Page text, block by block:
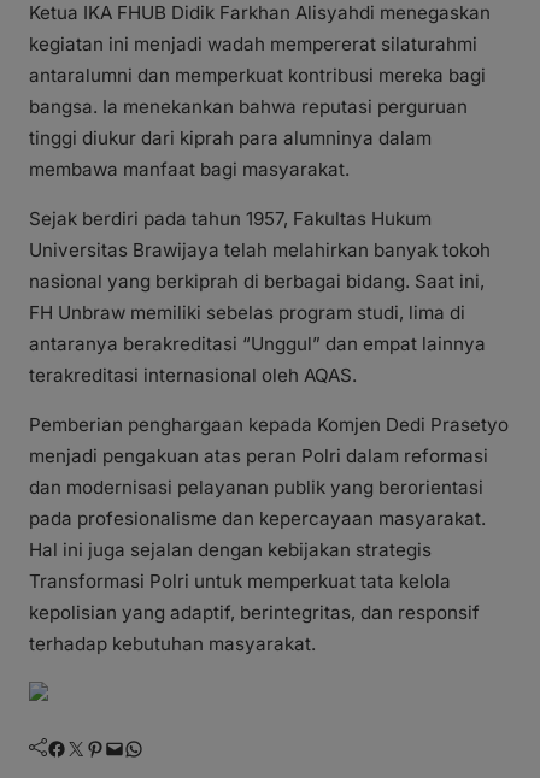
Ketua IKA FHUB Didik Farkhan Alisyahdi menegaskan
kegiatan ini menjadi wadah mempererat silaturahmi
antaralumni dan memperkuat kontribusi mereka bagi
bangsa. Ia menekankan bahwa reputasi perguruan
tinggi diukur dari kiprah para alumninya dalam
membawa manfaat bagi masyarakat.
Sejak berdiri pada tahun 1957, Fakultas Hukum
Universitas Brawijaya telah melahirkan banyak tokoh
nasional yang berkiprah di berbagai bidang. Saat ini,
FH Unbraw memiliki sebelas program studi, lima di
antaranya berakreditasi “Unggul” dan empat lainnya
terakreditasi internasional oleh AQAS.
Pemberian penghargaan kepada Komjen Dedi Prasetyo
menjadi pengakuan atas peran Polri dalam reformasi
dan modernisasi pelayanan publik yang berorientasi
pada profesionalisme dan kepercayaan masyarakat.
Hal ini juga sejalan dengan kebijakan strategis
Transformasi Polri untuk memperkuat tata kelola
kepolisian yang adaptif, berintegritas, dan responsif
terhadap kebutuhan masyarakat.
Facebook Twitter Pinterest Mail WhatsApp